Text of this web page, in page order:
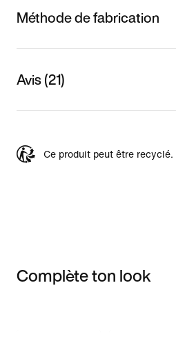
Méthode de fabrication
Avis (21)
Ce produit peut être recyclé.
Complète ton look